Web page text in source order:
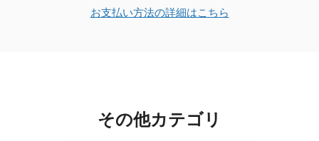
お支払い方法の詳細はこちら
その他カテゴリ